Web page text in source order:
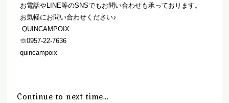
お電話やLINE等のSNSでもお問い合わせも承っております。
お気軽にお問い合わせください♪
QUINCAMPOIX
☏0957-22-7636
quincampoix
Continue to next time...